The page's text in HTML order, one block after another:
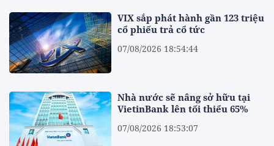
VIX sắp phát hành gần 123 triệu
cổ phiếu trả cổ tức
07/08/2026 18:54:44
Nhà nước sẽ nâng sở hữu tại
VietinBank lên tối thiểu 65%
07/08/2026 18:53:07